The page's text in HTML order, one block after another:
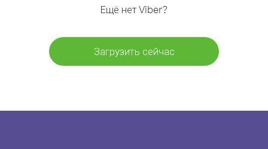
Ещё нет Viber?
Загрузить сейчас